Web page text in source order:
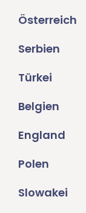
Österreich
Serbien
Türkei
Belgien
England
Polen
Slowakei